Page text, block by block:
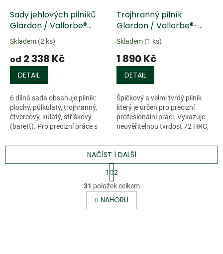
Sady jehlových pilníků
Glardon / Vallorbe®
Needle - 6 ks
Skladem (2 ks)
od 2 338 Kč
DETAIL
6 dílná sada obsahuje pilník:
plochý, půlkulatý, trojhranný,
čtvercový, kulatý, stříškový
(barett). Pro precizní práce s
vroubkovaná ocelová
Trojhranný pilník
Glardon / Vallorbe®-
Valtitan
Skladem (1 ks)
1 890 Kč
DETAIL
Špičkový a velmi tvrdý pilník
který je určen pro precizní
profesionální práci. Vykazuje
neuvěřitelnou tvrdost 72 HRC,
opotřebení a je možné ho
použít i...
O
v
l
á
NAČÍST 1 DALŠÍ
S
t
r
á
n
k
v
1
2
31 položek celkem
NAHORU
Z